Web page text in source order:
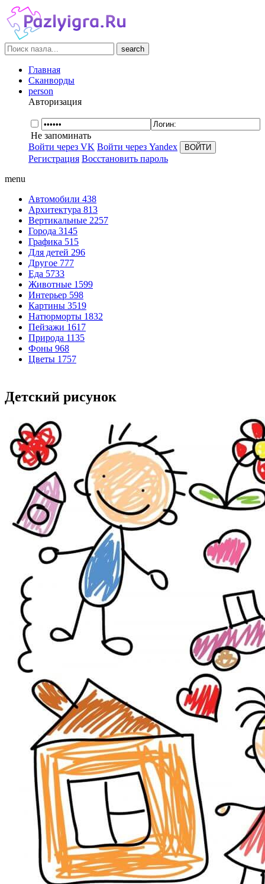
search
Главная
Сканворды
person
Авторизация
Не запоминать
Войти через VK Войти через Yandex
Регистрация Восстановить пароль
menu
Автомобили 438
Архитектура 813
Вертикальные 2257
Города 3145
Графика 515
Для детей 296
Другое 777
Еда 5733
Животные 1599
Интерьер 598
Картины 3519
Натюрморты 1832
Пейзажи 1617
Природа 1135
Фоны 968
Цветы 1757
Детский рисунок